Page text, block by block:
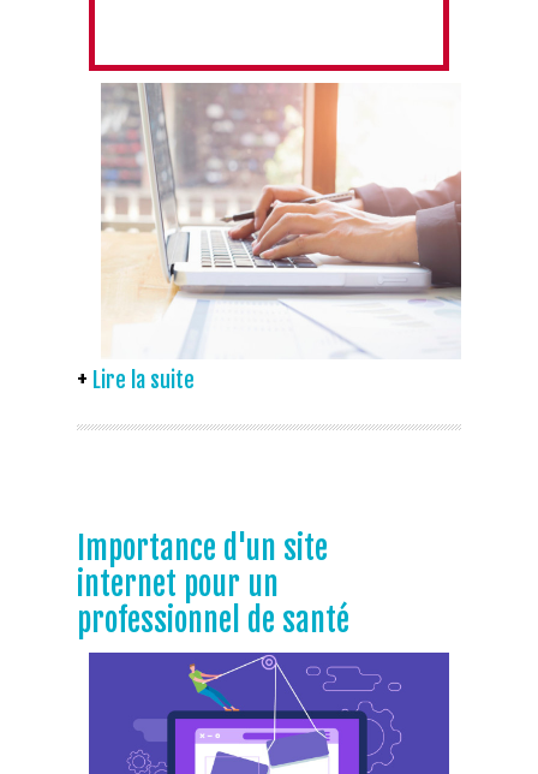
Lire la suite
Importance d'un site
internet pour un
professionnel de santé